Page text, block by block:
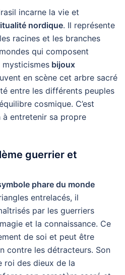
incarne la vie et
nordique. Il représente
racines et les branches
qui composent
mysticismes bijoux
en scène cet arbre sacré
entre les différents peuples
cosmique. C’est
entretenir sa propre
guerrier et
phare du monde
entrelacés, il
par les guerriers
et la connaissance. Ce
de soi et peut être
contre les détracteurs. Son
roi des dieux de la